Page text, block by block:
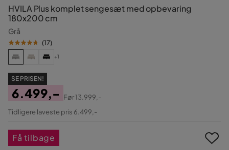
HVILA Plus komplet sengesæt med opbevaring
180x200 cm
Grå
(17)
+1
SE PRISEN!
Pris
6.499,-
Original
Før13.999,-
Tidligere laveste pris 6.499,-
Få tilbage